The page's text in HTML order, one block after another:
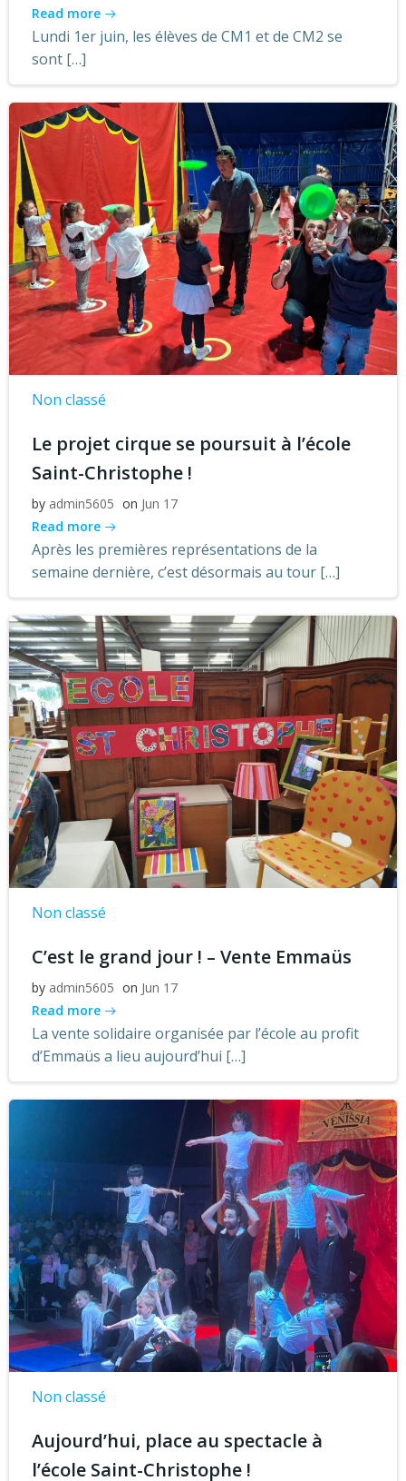
Read more
Lundi 1er juin, les élèves de CM1 et de CM2 se
sont […]
Non classé
Le projet cirque se poursuit à l’école
Saint-Christophe !
by admin5605 on Jun 17
Read more
Après les premières représentations de la
semaine dernière, c’est désormais au tour […]
Non classé
C’est le grand jour ! – Vente Emmaüs
by admin5605 on Jun 17
Read more
La vente solidaire organisée par l’école au profit
d’Emmaüs a lieu aujourd’hui […]
Non classé
Aujourd’hui, place au spectacle à
l’école Saint-Christophe !